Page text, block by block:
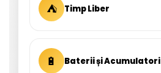
⛺ Timp Liber
🔋 Baterii și Acumulatori